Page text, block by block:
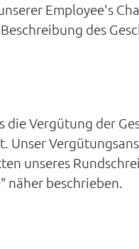
Employee's
des
Vergütung der
unseres
näher beschrieben.